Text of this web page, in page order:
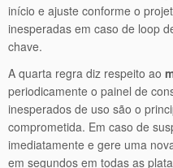
início e ajuste conforme o
inesperadas em caso de loop
chave.
A quarta regra diz respeito ao
periodicamente o painel de
inesperados de uso são o
comprometida. Em caso de
imediatamente e gere uma
em segundos em todas as